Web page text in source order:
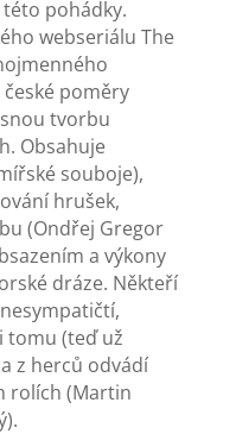
pohádky.
webseriálu The
poměry
tvorbu
Obsahuje
souboje),
hrušek,
(Ondřej Gregor
a výkony
dráze. Někteří
tomu (teď už
z herců odvádí
rolích (Martin